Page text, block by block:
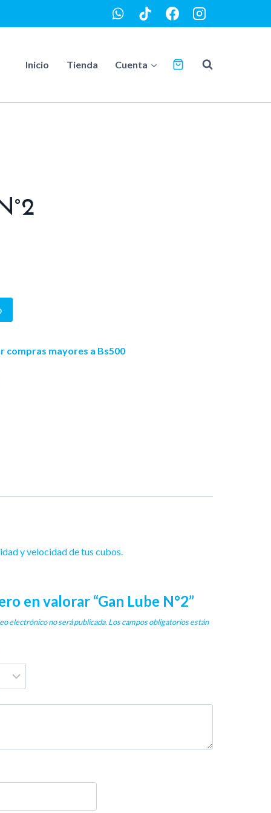
Inicio Tienda Cuenta
mayores a Bs500
y velocidad de tus cubos.
en valorar “Gan Lube N°2”
electrónico no será publicada.Los campos obligatorios están